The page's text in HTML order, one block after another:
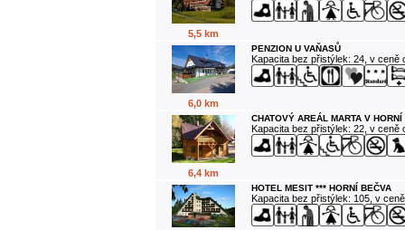
5,5 km
6,0 km
PENZION U VAŇASŮ
Kapacita bez přistýlek: 24, v ceně
6,4 km
CHATOVÝ AREÁL MARTA V
Kapacita bez přistýlek: 22, v ceně
HOTEL MESIT *** HORNÍ BEČVA
Kapacita bez přistýlek: 105, v